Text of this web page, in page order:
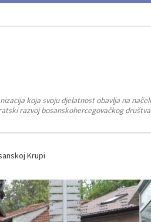
koja svoju djelatnost obavlja na
razvoj bosanskohercegovačkog
Krupi